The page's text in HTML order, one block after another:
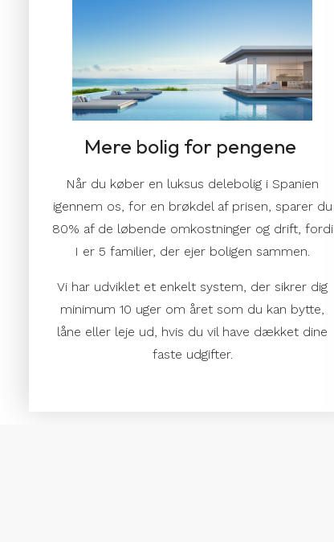
Mere bolig for pengene
Når du køber en luksus delebolig i Spanien
igennem os, for en brøkdel af prisen, sparer du
80% af de løbende omkostninger og drift, fordi
I er 5 familier, der ejer boligen sammen.
Vi har udviklet et enkelt system, der sikrer dig
minimum 10 uger om året som du kan bytte,
låne eller leje ud, hvis du vil have dækket dine
faste udgifter.